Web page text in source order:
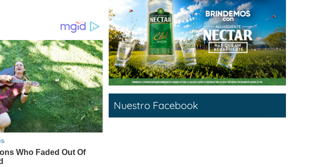
Nuestro Facebook